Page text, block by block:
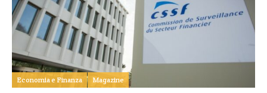
Economia e Finanza Magazine